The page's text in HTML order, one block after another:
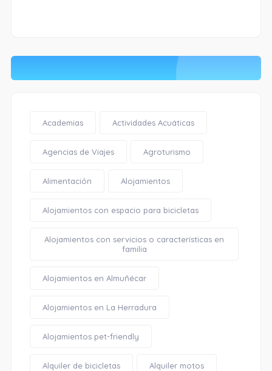
Academias Actividades Acuáticas
Agencias de Viajes Agroturismo
Alimentación Alojamientos
Alojamientos con espacio para bicicletas
Alojamientos con servicios o características en
familia
Alojamientos en Almuñécar
Alojamientos en La Herradura
Alojamientos pet-friendly
Alquiler de bicicletas Alquiler motos